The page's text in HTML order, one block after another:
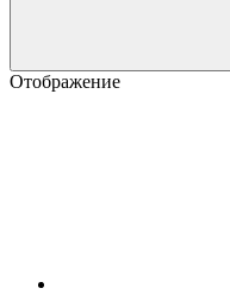
Отображение